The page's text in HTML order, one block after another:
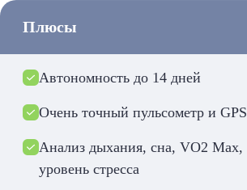
Плюсы
Автономность до 14 дней
Очень точный пульсометр и GPS
Анализ дыхания, сна, VO2 Max,
уровень стресса